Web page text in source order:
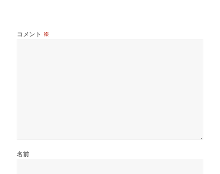
コメント ※
名前